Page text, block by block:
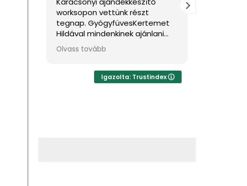
worksopon vettünk részt
tegnap. GyógyfüvesKertemet
Hildával mindenkinek ajánlani
tudom, ha feltöltődésre,
egyben tudásra vágyik kellemes
több csillagot adni, akkor azt
mind adnám.
Olvass tovább
Igazolta: Trustindex